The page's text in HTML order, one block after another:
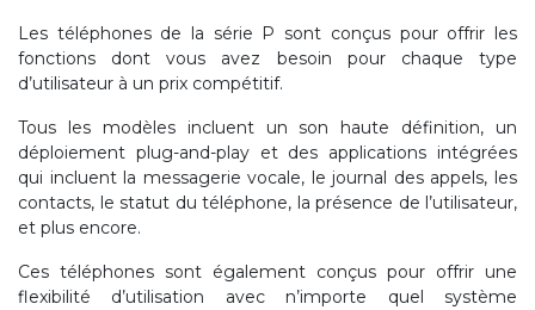
Les téléphones de la série P sont conçus pour offrir les
fonctions dont vous avez besoin pour chaque type
d’utilisateur à un prix compétitif.
Tous les modèles incluent un son haute définition, un
déploiement plug-and-play et des applications intégrées
qui incluent la messagerie vocale, le journal des appels, les
contacts, le statut du téléphone, la présence de l’utilisateur,
et plus encore.
Ces téléphones sont également conçus pour offrir une
flexibilité d’utilisation avec n’importe quel système